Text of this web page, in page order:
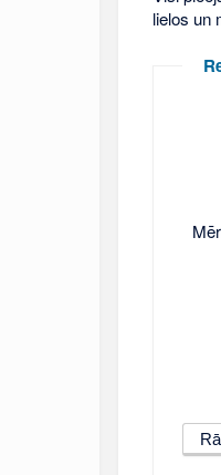
lielos un